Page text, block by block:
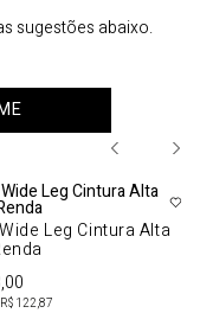
sugestões abaixo.
Leg Cintura Alta
R$ 122,87